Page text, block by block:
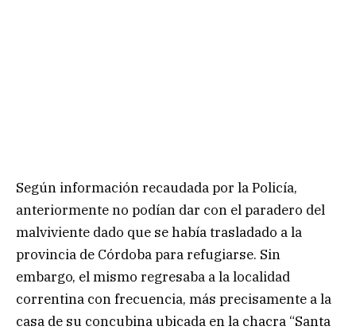
Según información recaudada por la Policía,
anteriormente no podían dar con el paradero del
malviviente dado que se había trasladado a la
provincia de Córdoba para refugiarse. Sin
embargo, el mismo regresaba a la localidad
correntina con frecuencia, más precisamente a la
casa de su concubina ubicada en la chacra “Santa